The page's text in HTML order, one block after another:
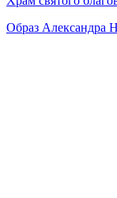
Образ Александра